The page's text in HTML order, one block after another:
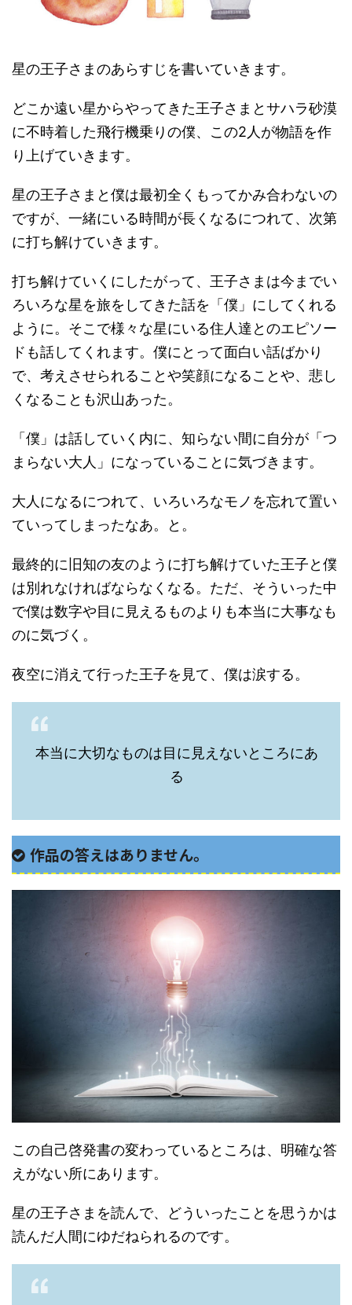
星の王子さまのあらすじを書いていきます。
どこか遠い星からやってきた王子さまとサハラ砂漠
に不時着した飛行機乗りの僕、この2人が物語を作
り上げていきます。
星の王子さまと僕は最初全くもってかみ合わないの
ですが、一緒にいる時間が長くなるにつれて、次第
に打ち解けていきます。
打ち解けていくにしたがって、王子さまは今までい
ろいろな星を旅をしてきた話を「僕」にしてくれる
ように。そこで様々な星にいる住人達とのエピソー
ドも話してくれます。僕にとって面白い話ばかり
で、考えさせられることや笑顔になることや、悲し
くなることも沢山あった。
「僕」は話していく内に、知らない間に自分が「つ
まらない大人」になっていることに気づきます。
大人になるにつれて、いろいろなモノを忘れて置い
ていってしまったなあ。と。
最終的に旧知の友のように打ち解けていた王子と僕
は別れなければならなくなる。ただ、そういった中
で僕は数字や目に見えるものよりも本当に大事なも
のに気づく。
夜空に消えて行った王子を見て、僕は涙する。
本当に大切なものは目に見えないところにあ
る
作品の答えはありません。
この自己啓発書の変わっているところは、明確な答
えがない所にあります。
星の王子さまを読んで、どういったことを思うかは
読んだ人間にゆだねられるのです。